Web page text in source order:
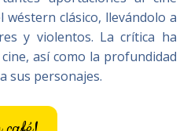
clásico, llevándolo a
y violentos. La crítica ha
así como la profundidad
sus personajes.